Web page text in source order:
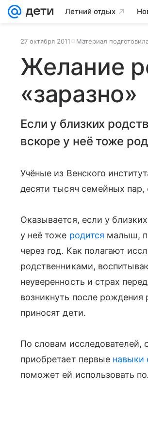
Летний отдых
27 октября 2011 Материал
Желание
«заразно»
Если у близких
вскоре у неё тоже
Учёные из Венского
десяти тысяч семейных
Оказывается, если у
у неё тоже родится малыш,
через год. Как полагают
родственниками,
неуверенность и страх
возникнуть после рождения
приносят дети.
По словам
приобретает первые навыки
поможет ей использовать